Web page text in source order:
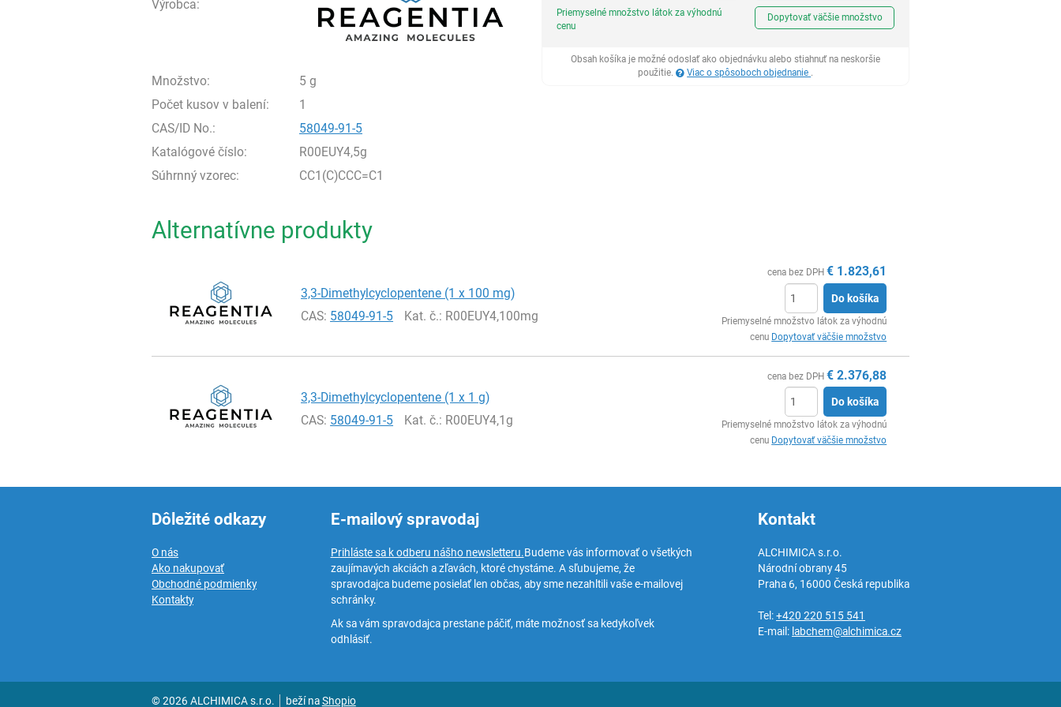
Výrobca:
Množstvo:
5 g
Počet kusov v balení:
1
CAS/ID No.:
58049-91-5
Katalógové číslo:
R00EUY4,5g
Súhrnný vzorec:
CC1(C)CCC=C1
Ks
Priemyselné množstvo látok za výhodnú
cenu
Dopytovať väčšie množstvo
Obsah košíka je možné odoslať ako objednávku alebo stiahnuť na neskoršie
použitie.
Viac o spôsoboch objednanie .
Alternatívne produkty
3,3-Dimethylcyclopentene (1 x 100 mg)
CAS: 58049-91-5 Kat. č.: R00EUY4,100mg
cena bez DPH € 1.823,61
Do košíka
Priemyselné množstvo látok za výhodnú
cenu Dopytovať väčšie množstvo
3,3-Dimethylcyclopentene (1 x 1 g)
CAS: 58049-91-5 Kat. č.: R00EUY4,1g
cena bez DPH € 2.376,88
Do košíka
Priemyselné množstvo látok za výhodnú
cenu Dopytovať väčšie množstvo
Dôležité odkazy
O nás
Ako nakupovať
Obchodné podmienky
Kontakty
E-mailový spravodaj
Prihláste sa k odberu nášho newsletteru.Budeme vás informovať o všetkých
zaujímavých akciách a zľavách, ktoré chystáme. A sľubujeme, že
spravodajca budeme posielať len občas, aby sme nezahltili vaše e-mailovej
schránky.
Ak sa vám spravodajca prestane páčiť, máte možnosť sa kedykoľvek
odhlásiť.
Kontakt
ALCHIMICA s.r.o.
Národní obrany 45
Praha 6, 16000 Česká republika
Tel:+420 220 515 541
E-mail: labchem@alchimica.cz
© 2026 ALCHIMICA s.r.o. beží naShopio